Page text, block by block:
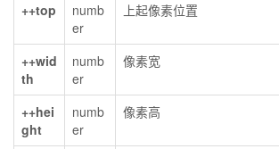
++top
numb
er
上起像素位置
++wid
th
numb
er
像素宽
++hei
ght
numb
er
像素高